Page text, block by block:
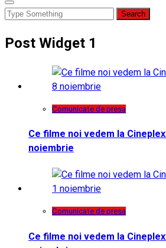
Search
Post Widget 1
Comunicate de presa
Ce filme noi vedem la
noiembrie
Comunicate de presa
Ce filme noi vedem la